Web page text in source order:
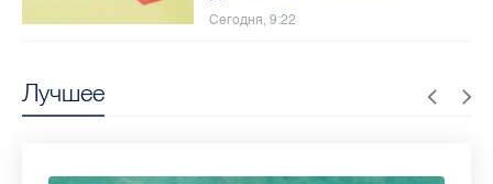
Лучшее
Сегодня, 9:22